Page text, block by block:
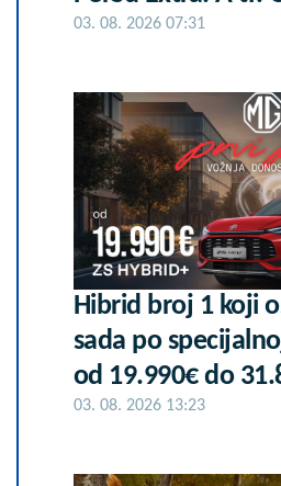
03. 08. 2026 07:31
Hibrid broj 1 koji
sada po
od 19.990€ do
03. 08. 2026 13:23